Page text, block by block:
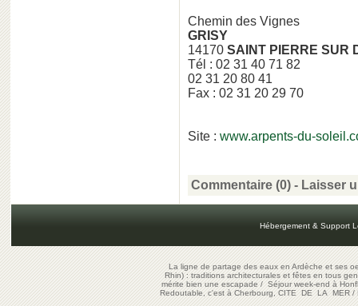
Chemin des Vignes
GRISY
14170 SAINT PIERRE SUR
Tél : 02 31 40 71 82
02 31 20 80 41
Fax : 02 31 20 29 70
Site : www.arpents-du-
Commentaire (0) - Laisser
Hébergement & Support
La ligne de partage des eaux en Ardèche et ses
Rhin) : traditions architecturales et fêtes en tous
mérite bien une escapade/Séjour week-end à
Redoutable, c'est à Cherbourg, CITE DE LA MER/